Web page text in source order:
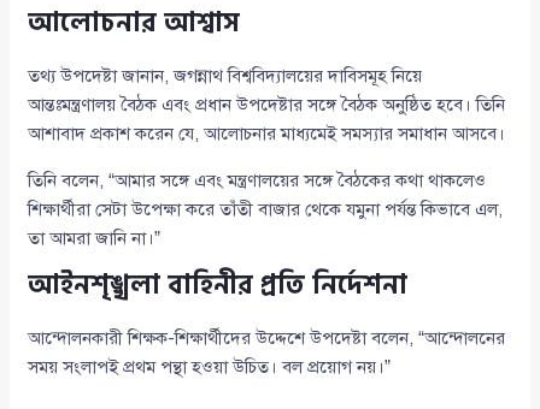
আলোচনার আশ্বাস
তথ্য উপদেষ্টা জানান, জগন্নাথ বিশ্ববিদ্যালয়ের দাবিসমূহ নিয়ে
আন্তঃমন্ত্রণালয় বৈঠক এবং প্রধান উপদেষ্টার সঙ্গে বৈঠক অনুষ্ঠিত হবে। তিনি
আশাবাদ প্রকাশ করেন যে, আলোচনার মাধ্যমেই সমস্যার সমাধান আসবে।
তিনি বলেন, “আমার সঙ্গে এবং মন্ত্রণালয়ের সঙ্গে বৈঠকের কথা থাকলেও
শিক্ষার্থীরা সেটা উপেক্ষা করে তাঁতী বাজার থেকে যমুনা পর্যন্ত কিভাবে এল,
তা আমরা জানি না।”
আইনশৃঙ্খলা বাহিনীর প্রতি নির্দেশনা
আন্দোলনকারী শিক্ষক-শিক্ষার্থীদের উদ্দেশে উপদেষ্টা বলেন, “আন্দোলনের
সময় সংলাপই প্রথম পন্থা হওয়া উচিত। বল প্রয়োগ নয়।”